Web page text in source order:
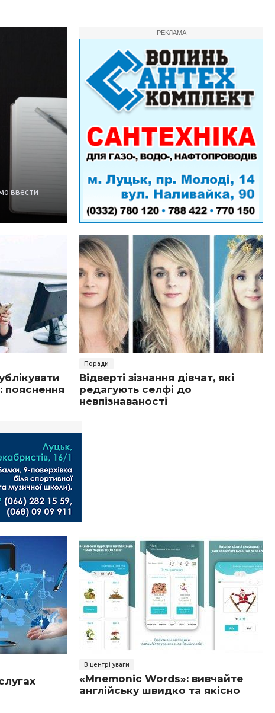
ввести
РЕКЛАМА
пояснення
Поради
Відверті зізнання дівчат, які
редагують селфі до
невпізнаваності
В центрі уваги
«Mnemonic Words»: вивчайте
англійську швидко та якісно